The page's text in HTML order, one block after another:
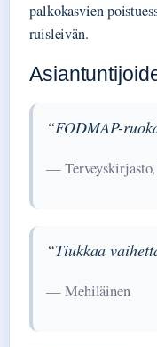
palkokasvien
ruisleivän.
“FODMAP-
—
“Tiukkaa
— Mehiläinen